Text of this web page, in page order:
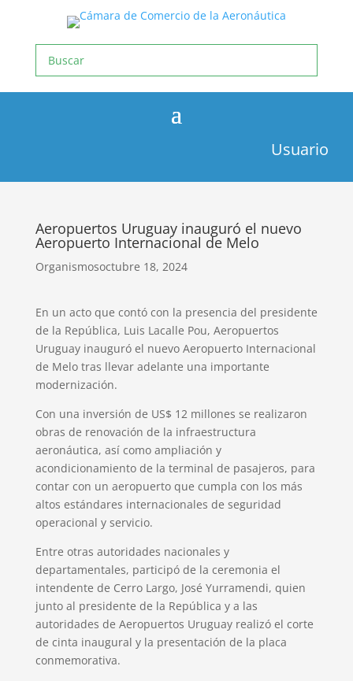
Usuario
Aeropuertos Uruguay inauguró el nuevo
Aeropuerto Internacional de Melo
Organismosoctubre 18, 2024
En un acto que contó con la presencia del presidente
de la República, Luis Lacalle Pou, Aeropuertos
Uruguay inauguró el nuevo Aeropuerto Internacional
de Melo tras llevar adelante una importante
modernización.
Con una inversión de US$ 12 millones se realizaron
obras de renovación de la infraestructura
aeronáutica, así como ampliación y
acondicionamiento de la terminal de pasajeros, para
contar con un aeropuerto que cumpla con los más
altos estándares internacionales de seguridad
operacional y servicio.
Entre otras autoridades nacionales y
departamentales, participó de la ceremonia el
intendente de Cerro Largo, José Yurramendi, quien
junto al presidente de la República y a las
autoridades de Aeropuertos Uruguay realizó el corte
de cinta inaugural y la presentación de la placa
conmemorativa.